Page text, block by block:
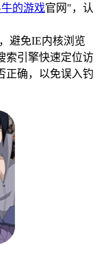
的游戏官网"，认
避免IE内核浏览
索引擎快速定位访
正确，以免误入钓